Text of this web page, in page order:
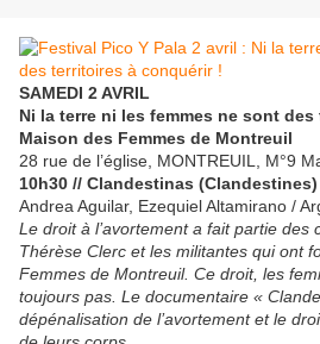
SAMEDI 2 AVRIL
Ni la terre ni les femmes ne sont
Maison des Femmes de Montreuil
28 rue de l’église, MONTREUIL, M°9
10h30 // Clandestinas (Clandestines)
Andrea Aguilar, Ezequiel Altamirano /
Le droit à l’avortement a fait partie des
Thérèse Clerc et les militantes qui ont
Femmes de Montreuil. Ce droit, les
toujours pas. Le documentaire «
dépénalisation de l’avortement et le